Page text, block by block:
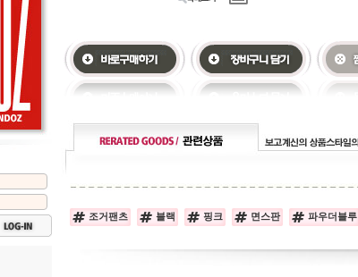
조거팬츠 블랙 핑크 면스판 파우더블루